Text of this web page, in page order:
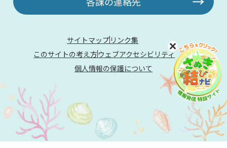
サイトマップ リンク集
このサイトの考え方ウェブアクセシビリティ
個人情報の保護について